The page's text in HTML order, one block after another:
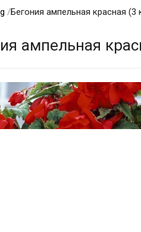
/Бегония ампельная красная (3
ампельная